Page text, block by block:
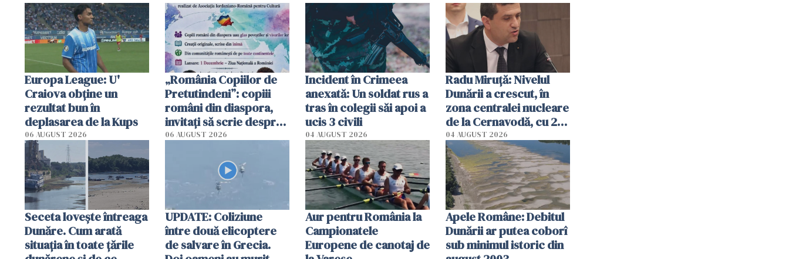
Europa League: U'
Craiova obține un
rezultat bun în
deplasarea de la Kups
06 AUGUST 2026
„România Copiilor de
Pretutindeni”: copiii
români din diaspora,
invitați să scrie despre
România într-un volum
06 AUGUST 2026
Incident în Crimeea
anexată: Un soldat rus a
tras în colegii săi apoi a
ucis 3 civili
04 AUGUST 2026
Radu Miruţă: Nivelul
Dunării a crescut, în
zona centralei nucleare
de la Cernavodă, cu 2
cm faţă de ziua trecută
04 AUGUST 2026
Seceta lovește întreaga
Dunăre. Cum arată
situația în toate țările
UPDATE: Coliziune
între două elicoptere
de salvare în Grecia.
Aur pentru România la
Campionatele
Europene de canotaj de
Apele Române: Debitul
Dunării ar putea coborî
sub minimul istoric din